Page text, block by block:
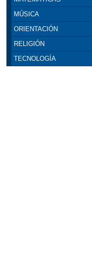
MÚSICA
ORIENTACIÓN
RELIGIÓN
TECNOLOGÍA